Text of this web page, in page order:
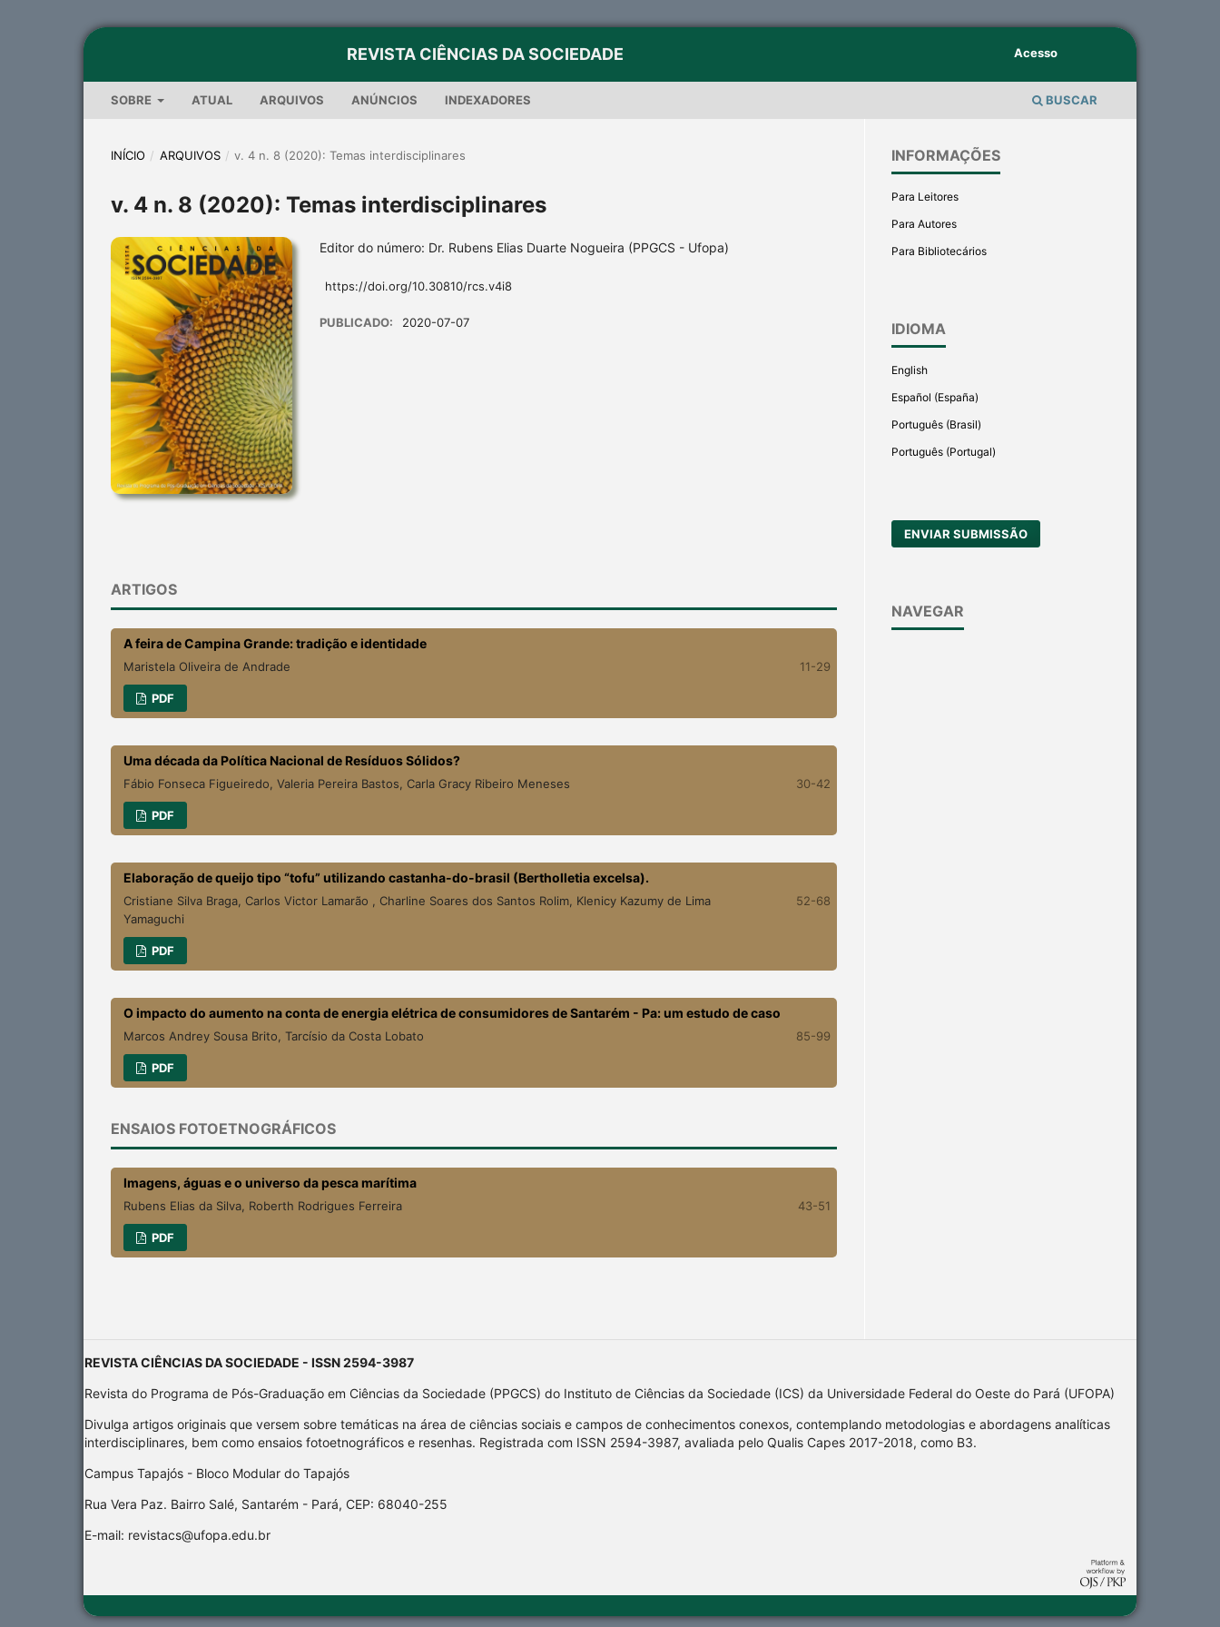
REVISTA CIÊNCIAS DA SOCIEDADE
SOBRE ATUAL ARQUIVOS ANÚNCIOS INDEXADORES BUSCAR
Acesso
INÍCIO / ARQUIVOS / v. 4 n. 8 (2020): Temas interdisciplinares
v. 4 n. 8 (2020): Temas interdisciplinares
Editor do número: Dr. Rubens Elias Duarte Nogueira (PPGCS - Ufopa)
https://doi.org/10.30810/rcs.v4i8
PUBLICADO: 2020-07-07
ARTIGOS
A feira de Campina Grande: tradição e identidade
Maristela Oliveira de Andrade 11-29
PDF
Uma década da Política Nacional de Resíduos Sólidos?
Fábio Fonseca Figueiredo, Valeria Pereira Bastos, Carla Gracy Ribeiro Meneses 30-42
PDF
Elaboração de queijo tipo “tofu” utilizando castanha-do-brasil (Bertholletia excelsa).
Cristiane Silva Braga, Carlos Victor Lamarão , Charline Soares dos Santos Rolim, Klenicy Kazumy de Lima
Yamaguchi
52-68
PDF
O impacto do aumento na conta de energia elétrica de consumidores de Santarém - Pa: um estudo de caso
Marcos Andrey Sousa Brito, Tarcísio da Costa Lobato 85-99
PDF
ENSAIOS FOTOETNOGRÁFICOS
Imagens, águas e o universo da pesca marítima
Rubens Elias da Silva, Roberth Rodrigues Ferreira 43-51
PDF
INFORMAÇÕES
Para Leitores
Para Autores
Para Bibliotecários
IDIOMA
English
Español (España)
Português (Brasil)
Português (Portugal)
ENVIAR SUBMISSÃO
NAVEGAR
REVISTA CIÊNCIAS DA SOCIEDADE - ISSN 2594-3987
Revista do Programa de Pós-Graduação em Ciências da Sociedade (PPGCS) do Instituto de Ciências da Sociedade (ICS) da Universidade Federal do Oeste do Pará (UFOPA)
Divulga artigos originais que versem sobre temáticas na área de ciências sociais e campos de conhecimentos conexos, contemplando metodologias e abordagens analíticas
interdisciplinares, bem como ensaios fotoetnográficos e resenhas. Registrada com ISSN 2594-3987, avaliada pelo Qualis Capes 2017-2018, como B3.
Campus Tapajós - Bloco Modular do Tapajós
Rua Vera Paz. Bairro Salé, Santarém - Pará, CEP: 68040-255
E-mail: revistacs@ufopa.edu.br